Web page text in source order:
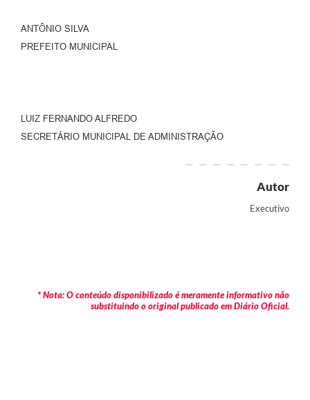
ANTÔNIO SILVA
PREFEITO MUNICIPAL
LUIZ FERNANDO ALFREDO
SECRETÁRIO MUNICIPAL DE ADMINISTRAÇÃO
Autor
Executivo
* Nota: O conteúdo disponibilizado é meramente informativo não
substituindo o original publicado em Diário Oficial.